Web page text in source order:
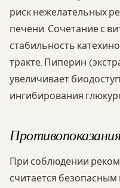
риск нежелательных
печени. Сочетание с
стабильность
тракте. Пиперин
увеличивает
ингибирования
При соблюдении
считается